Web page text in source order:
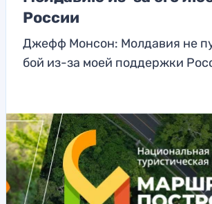
России
Джефф Монсон: Молдавия не
бой из-за моей поддержки